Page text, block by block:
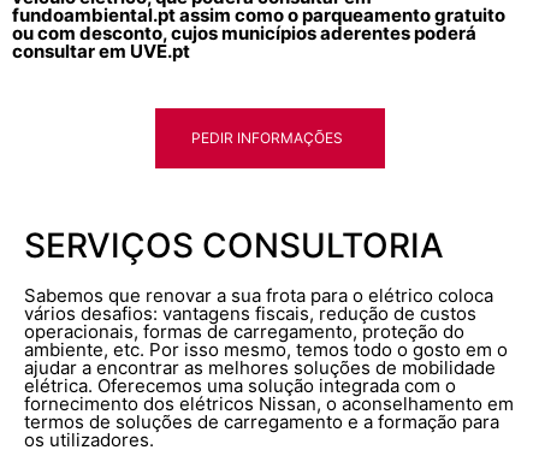
fundoambiental.pt assim como o parqueamento gratuito
ou com desconto, cujos municípios aderentes poderá
consultar em UVE.pt
PEDIR INFORMAÇÕES
SERVIÇOS CONSULTORIA
Sabemos que renovar a sua frota para o elétrico coloca
vários desafios: vantagens fiscais, redução de custos
operacionais, formas de carregamento, proteção do
ambiente, etc. Por isso mesmo, temos todo o gosto em o
ajudar a encontrar as melhores soluções de mobilidade
elétrica. Oferecemos uma solução integrada com o
fornecimento dos elétricos Nissan, o aconselhamento em
termos de soluções de carregamento e a formação para
os utilizadores.